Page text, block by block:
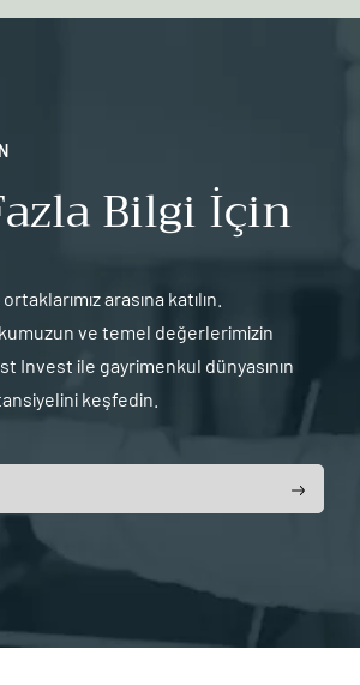
Bilgi İçin
arasına katılın.
ve temel değerlerimizin
Invest ile gayrimenkul dünyasının
keşfedin.